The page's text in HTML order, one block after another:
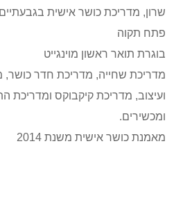
שרון, מדריכת כושר אישית
פתח תקוה
בוגרת תואר ראשון מוינגייט
מדריכת שחייה, מדריכת חדר כושר,
ועיצוב, מדריכת קיקבוקס ומדריכת
ומכשירים.
מאמנת כושר אישית משנת 2014